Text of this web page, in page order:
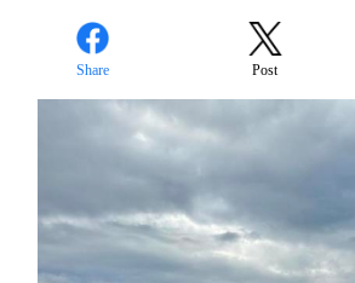
Share Post